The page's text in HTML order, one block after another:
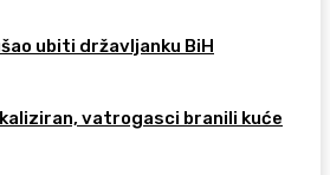
ubiti državljanku BiH
vatrogasci branili kuće